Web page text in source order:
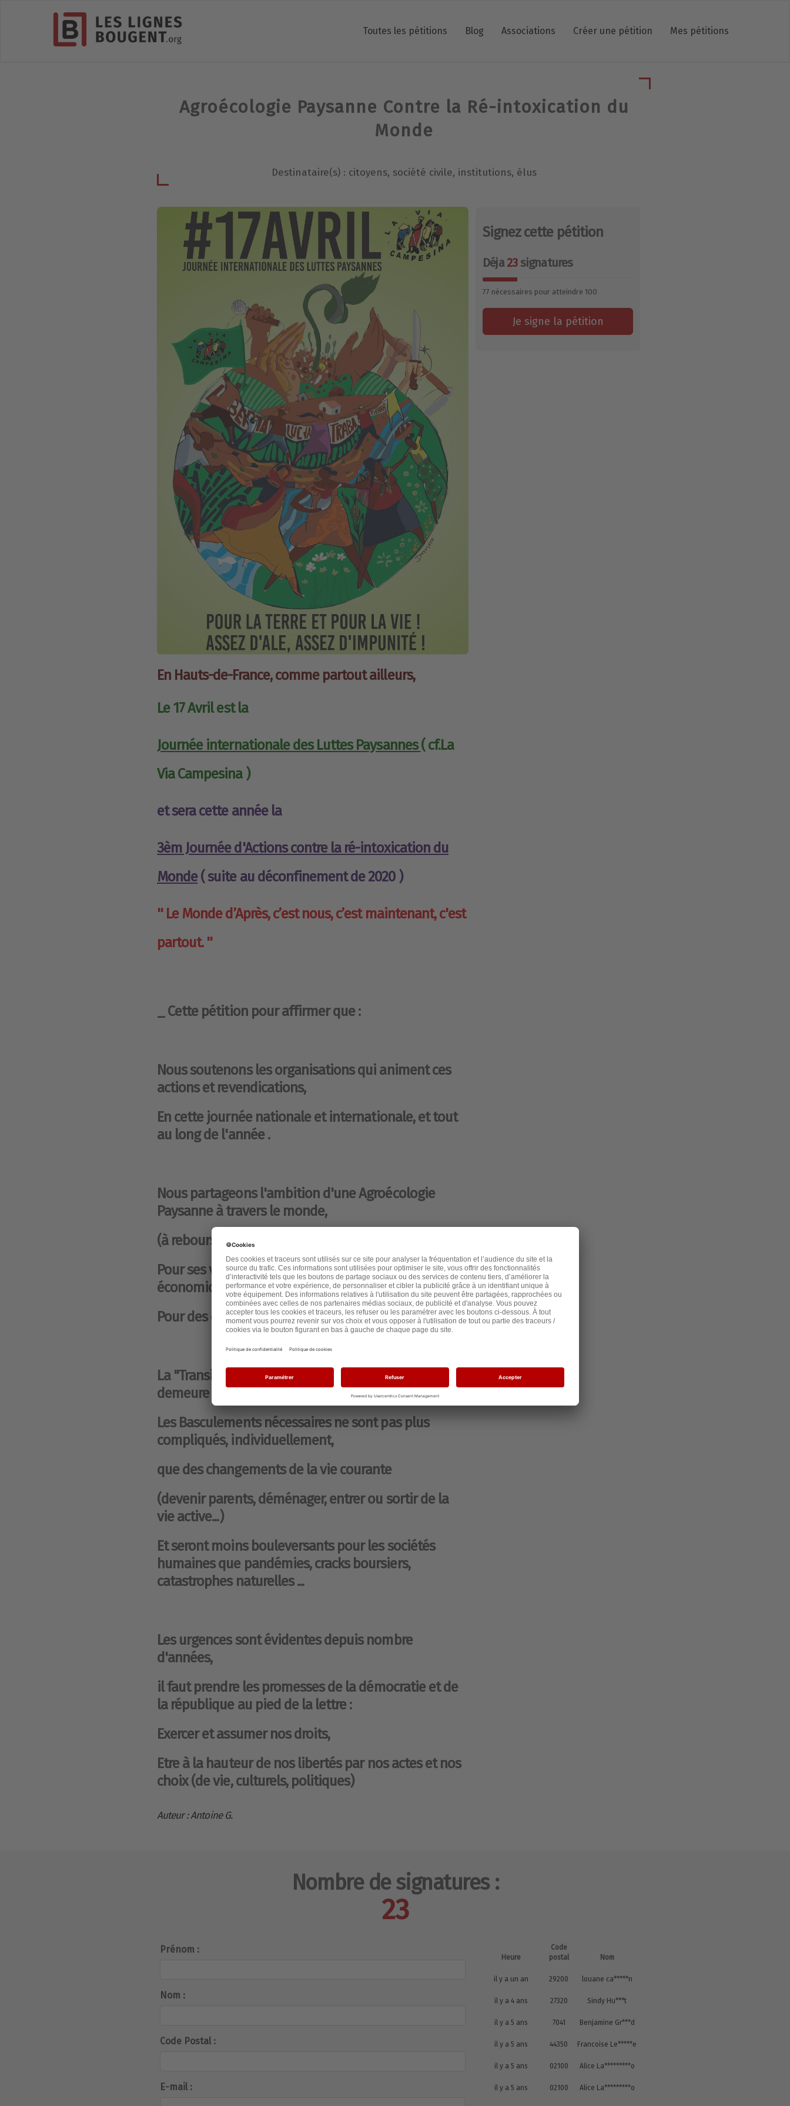
Toutes les pétitions Blog Associations Créer une pétition Mes pétitions
Agroécologie Paysanne Contre la Ré-intoxication du
Monde
Destinataire(s) : citoyens, société civile, institutions, élus
En Hauts-de-France, comme partout ailleurs,
Le 17 Avril est la
Journée internationale des Luttes Paysannes( cf.La
Via Campesina)
et sera cette année la
3èm Journée d'Actions contre la ré-intoxication du
Monde(suite au déconfinement de 2020)
'' Le Monde d’Après, c’est nous, c’est maintenant, c'est
partout. ''
_ Cette pétition pour affirmer que :
Nous soutenons les organisations qui animent ces
actions et revendications,
En cette journée nationale et internationale, et tout
au long de l'année .
Nous partageons l'ambition d'une Agroécologie
Paysanne à travers le monde,
(à rebours de l'agro-industrie et ses filières)
Pour ses vocations alimentaires, écologiques, &
économiques,
Pour des campagnes vivantes .
La "Transition" invoquée depuis quelques 30ans
demeure sans impact global.
Les Basculements nécessaires ne sont pas plus
compliqués, individuellement,
que des changements de la vie courante
(devenir parents, déménager, entrer ou sortir de la
vie active...)
Et seront moins bouleversants pour les sociétés
humaines que pandémies, cracks boursiers,
catastrophes naturelles ...
Les urgences sont évidentes depuis nombre
d'années,
il faut prendre les promesses de la démocratie et de
la république au pied de la lettre :
Exercer et assumer nos droits,
Etre à la hauteur de nos libertés par nos actes et nos
choix (de vie, culturels, politiques)
Auteur : Antoine G.
Signez cette pétition
Déja23signatures
77 nécessaires pour atteindre 100
Je signe la pétition
Nombre de signatures :
23
Prénom :
Nom :
Code Postal :
E-mail :
Heure
Code
postal
Nom
il y a un an 29200 louane ca*****n
il y a 4 ans 27320 Sindy Hu***t
il y a 5 ans 7041 Benjamine Gr***d
il y a 5 ans 44350 Francoise Le*****e
il y a 5 ans 02100 Alice La*********o
il y a 5 ans 02100 Alice La*********o